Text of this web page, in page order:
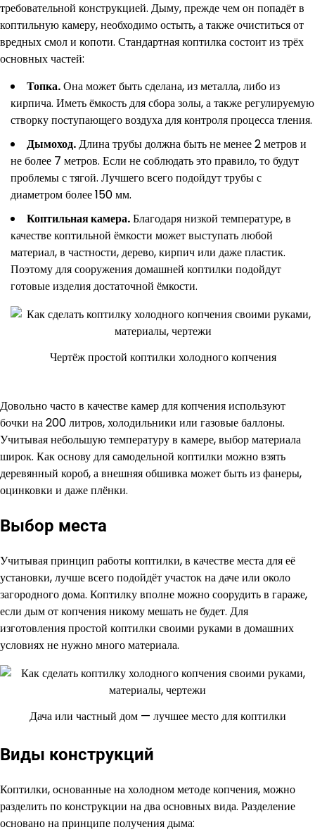
требовательной конструкцией. Дыму, прежде чем он попадёт в
коптильную камеру, необходимо остыть, а также очиститься от
вредных смол и копоти. Стандартная коптилка состоит из трёх
основных частей:
Топка.Она может быть сделана, из металла, либо из
кирпича. Иметь ёмкость для сбора золы, а также регулируемую
створку поступающего воздуха для контроля процесса тления.
Дымоход.Длина трубы должна быть не менее 2 метров и
не более 7 метров. Если не соблюдать это правило, то будут
проблемы с тягой. Лучшего всего подойдут трубы с
диаметром более 150 мм.
Коптильная камера.Благодаря низкой температуре, в
качестве коптильной ёмкости может выступать любой
материал, в частности, дерево, кирпич или даже пластик.
Поэтому для сооружения домашней коптилки подойдут
готовые изделия достаточной ёмкости.
Чертёж простой коптилки холодного копчения
Довольно часто в качестве камер для копчения используют
бочки на 200 литров, холодильники или газовые баллоны.
Учитывая небольшую температуру в камере, выбор материала
широк. Как основу для самодельной коптилки можно взять
деревянный короб, а внешняя обшивка может быть из фанеры,
оцинковки и даже плёнки.
Выбор места
Учитывая принцип работы коптилки, в качестве места для её
установки, лучше всего подойдёт участок на даче или около
загородного дома. Коптилку вполне можно соорудить в гараже,
если дым от копчения никому мешать не будет. Для
изготовления простой коптилки своими руками в домашних
условиях не нужно много материала.
Дача или частный дом — лучшее место для коптилки
Виды конструкций
Коптилки, основанные на холодном методе копчения, можно
разделить по конструкции на два основных вида. Разделение
основано на принципе получения дыма: